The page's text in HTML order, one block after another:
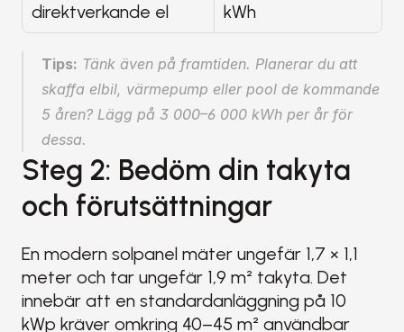
direktverkande el
kWh
Tips: Tänk även på framtiden. Planerar du att
skaffa elbil, värmepump eller pool de kommande
5 åren? Lägg på 3 000–6 000 kWh per år för
dessa.
Steg 2: Bedöm din takyta
och förutsättningar
En modern solpanel mäter ungefär 1,7 × 1,1
meter och tar ungefär 1,9 m² takyta. Det
innebär att en standardanläggning på 10
kWp kräver omkring 40–45 m² användbar